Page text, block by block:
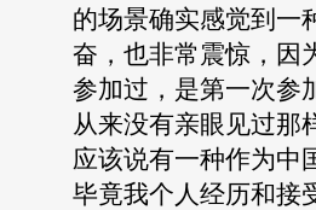
的场景确实感觉到一
奋，也非常震惊，因
参加过，是第一次参
从来没有亲眼见过那
应该说有一种作为中
毕竟我个人经历和接